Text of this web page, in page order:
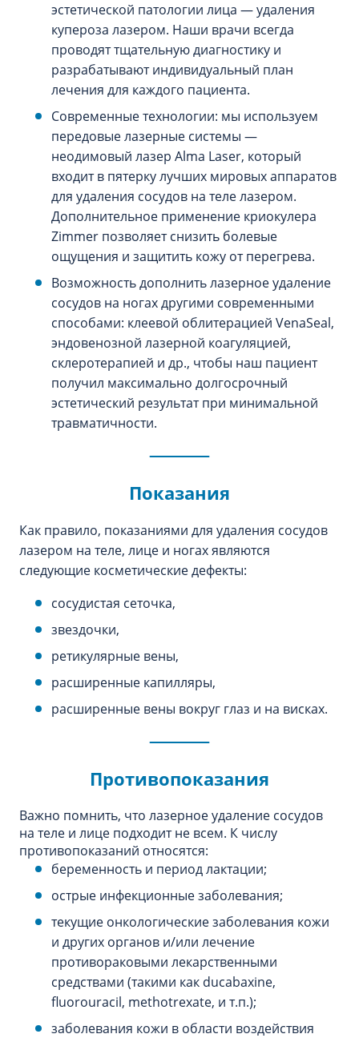
эстетической патологии лица — удаления
купероза лазером. Наши врачи всегда
проводят тщательную диагностику и
разрабатывают индивидуальный план
лечения для каждого пациента.
Современные технологии: мы используем
передовые лазерные системы —
неодимовый лазер Alma Laser, который
входит в пятерку лучших мировых аппаратов
для удаления сосудов на теле лазером.
Дополнительное применение криокулера
Zimmer позволяет снизить болевые
ощущения и защитить кожу от перегрева.
Возможность дополнить лазерное удаление
сосудов на ногах другими современными
способами: клеевой облитерацией VenaSeal,
эндовенозной лазерной коагуляцией,
склеротерапией и др., чтобы наш пациент
получил максимально долгосрочный
эстетический результат при минимальной
травматичности.
Показания
Как правило, показаниями для удаления сосудов
лазером на теле, лице и ногах являются
следующие косметические дефекты:
сосудистая сеточка,
звездочки,
ретикулярные вены,
расширенные капилляры,
расширенные вены вокруг глаз и на висках.
Противопоказания
Важно помнить, что лазерное удаление сосудов
на теле и лице подходит не всем. К числу
противопоказаний относятся:
беременность и период лактации;
острые инфекционные заболевания;
текущие онкологические заболевания кожи
и других органов и/или лечение
противораковыми лекарственными
средствами (такими как ducabaxine,
fluorouracil, methotrexate, и т.п.);
заболевания кожи в области воздействия